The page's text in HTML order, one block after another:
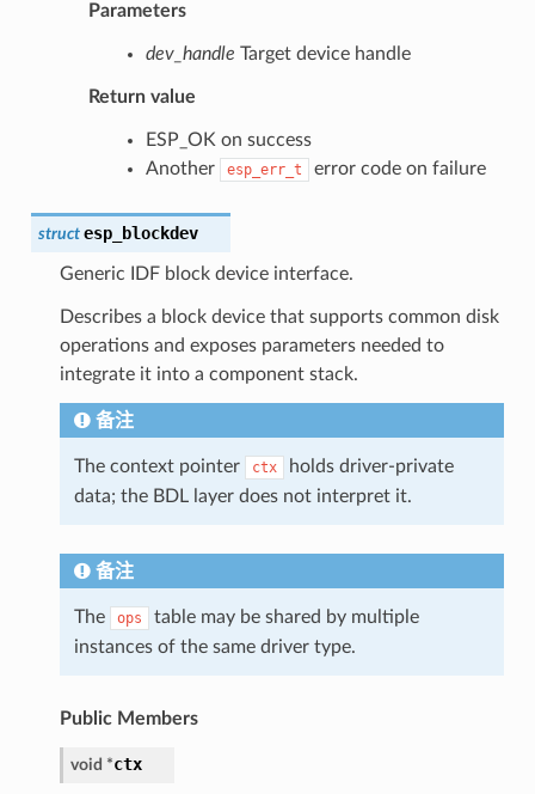
Parameters
dev_handle Target device handle
Return value
ESP_OK on success
Another
esp_err_t error code on failure
struct esp_blockdev
Generic IDF block device interface.
Describes a block device that supports common disk
operations and exposes parameters needed to
integrate it into a component stack.
备注
The context pointer ctx
holds driver-private
data; the BDL layer does not interpret it.
备注
The ops
table may be shared by multiple
instances of the same driver type.
Public Members
void *ctx